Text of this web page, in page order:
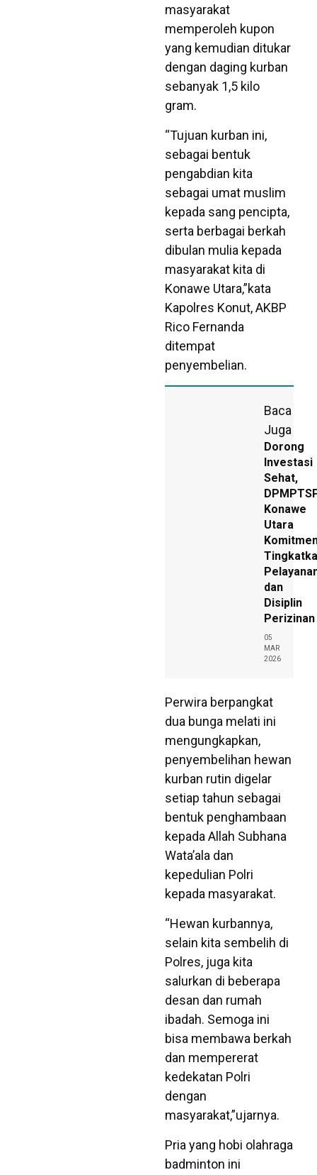
masyarakat
memperoleh kupon
yang kemudian ditukar
dengan daging kurban
sebanyak 1,5 kilo
gram.
“Tujuan kurban ini,
sebagai bentuk
pengabdian kita
sebagai umat muslim
kepada sang pencipta,
serta berbagai berkah
dibulan mulia kepada
masyarakat kita di
Konawe Utara,”kata
Kapolres Konut, AKBP
Rico Fernanda
ditempat
penyembelian.
Baca
Juga
Dorong
Investasi
Sehat,
Konawe
Utara
dan
Disiplin
Perizinan
05
MAR
2026
Perwira berpangkat
dua bunga melati ini
mengungkapkan,
penyembelihan hewan
kurban rutin digelar
setiap tahun sebagai
bentuk penghambaan
kepada Allah Subhana
Wata’ala dan
kepedulian Polri
kepada masyarakat.
“Hewan kurbannya,
selain kita sembelih di
Polres, juga kita
salurkan di beberapa
desan dan rumah
ibadah. Semoga ini
bisa membawa berkah
dan mempererat
kedekatan Polri
dengan
masyarakat,”ujarnya.
Pria yang hobi olahraga
badminton ini